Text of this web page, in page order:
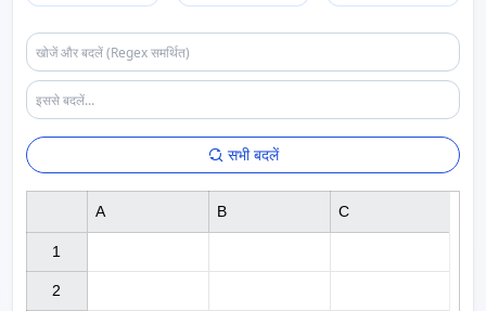
सभी बदलें
1
2
A B C